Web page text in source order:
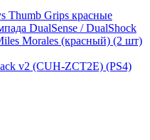
Thumb Grips красные
DualSense / DualShock
Morales (красный) (2 шт)
v2 (CUH-ZCT2E) (PS4)